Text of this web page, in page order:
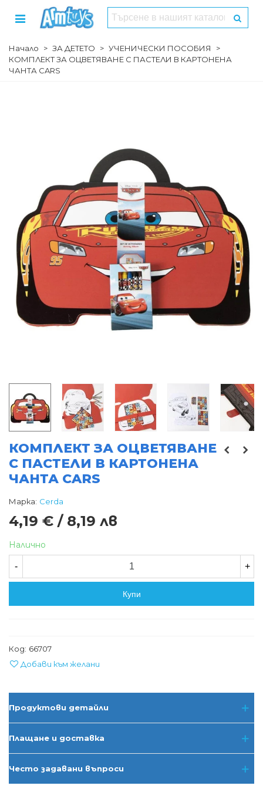
Начало > ЗА ДЕТЕТО > УЧЕНИЧЕСКИ ПОСОБИЯ
>
КОМПЛЕКТ ЗА ОЦВЕТЯВАНЕ С ПАСТЕЛИ В КАРТОНЕНА
ЧАНТА CARS
КОМПЛЕКТ ЗА ОЦВЕТЯВАНЕ
С ПАСТЕЛИ В КАРТОНЕНА
ЧАНТА CARS
Марка: Cerda
4,19 € / 8,19 лв
Налично
- +
Купи
Код: 66707
Добави към желани
Продуктови детайли
Плащане и доставка
Често задавани въпроси